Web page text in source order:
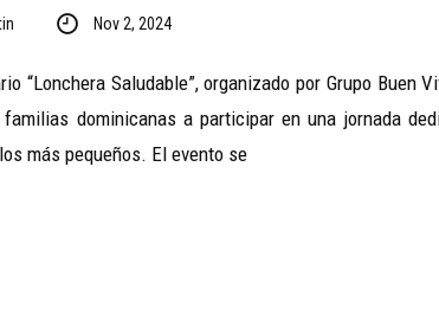
Nov 2, 2024
“Lonchera Saludable”, organizado por Grupo Buen
dominicanas a participar en una jornada
más pequeños. El evento se